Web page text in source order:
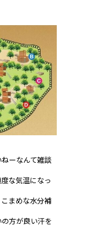
ーなんて雑談
な気温になっ
まめな水分補
方が良い汗を